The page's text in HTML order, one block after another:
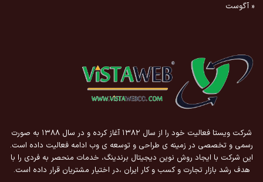
« آگوست
شرکت ویستا فعالیت خود را از سال ۱۳۸۲ آغاز کرده و در سال ۱۳۸۸ به صورت
رسمی و تخصصی در زمینه ی طراحی و توسعه ی وب ادامه فعالیت داده است.
این شرکت با ایجاد روش نوین دیجیتال برندینگ، خدمات منحصر به فردی را با
هدف رشد بازار تجارت و کسب و کار ایران ،در اختیار مشتریان قرار داده است.